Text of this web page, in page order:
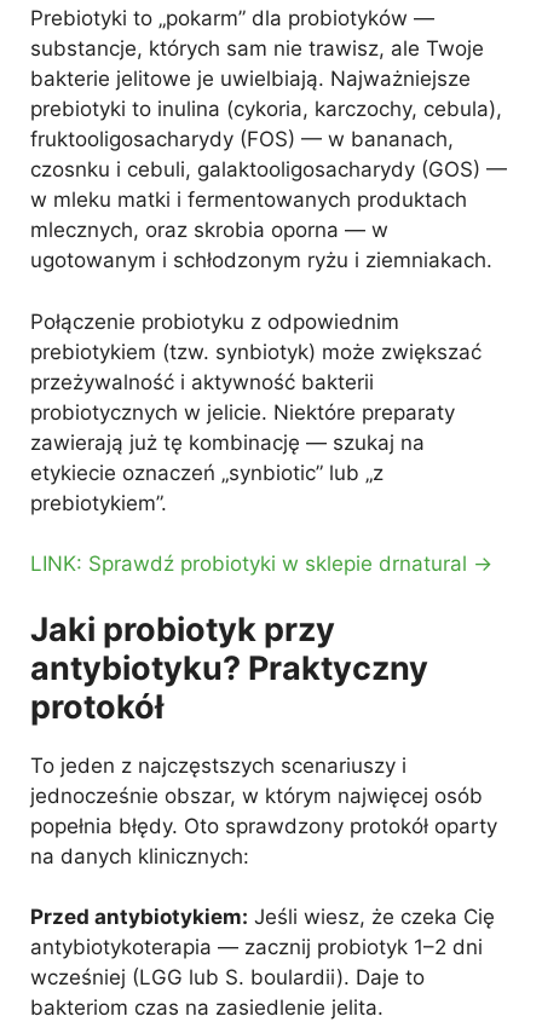
Prebiotyki to „pokarm” dla probiotyków —
substancje, których sam nie trawisz, ale Twoje
bakterie jelitowe je uwielbiają. Najważniejsze
prebiotyki to inulina (cykoria, karczochy, cebula),
fruktooligosacharydy (FOS) — w bananach,
czosnku i cebuli, galaktooligosacharydy (GOS) —
w mleku matki i fermentowanych produktach
mlecznych, oraz skrobia oporna — w
ugotowanym i schłodzonym ryżu i ziemniakach.
Połączenie probiotyku z odpowiednim
prebiotykiem (tzw. synbiotyk) może zwiększać
przeżywalność i aktywność bakterii
probiotycznych w jelicie. Niektóre preparaty
zawierają już tę kombinację — szukaj na
etykiecie oznaczeń „synbiotic” lub „z
prebiotykiem”.
LINK: Sprawdź probiotyki w sklepie drnatural →
Jaki probiotyk przy
antybiotyku? Praktyczny
protokół
To jeden z najczęstszych scenariuszy i
jednocześnie obszar, w którym najwięcej osób
popełnia błędy. Oto sprawdzony protokół oparty
na danych klinicznych:
Przed antybiotykiem: Jeśli wiesz, że czeka Cię
antybiotykoterapia — zacznij probiotyk 1–2 dni
wcześniej (LGG lub S. boulardii). Daje to
bakteriom czas na zasiedlenie jelita.